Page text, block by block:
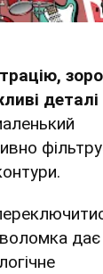
деталі
дає